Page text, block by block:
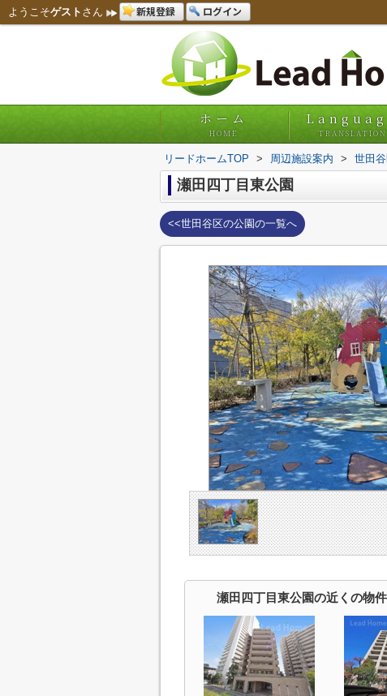
ようこそゲスト さん 新規登録 ログイン
ホーム
HOME TRANSLATION
リードホームTOP > 周辺施設案内 > 世田
瀬田四丁目東公園
<<世田谷区の公園の一覧へ
瀬田四丁目東公園の近くの物件